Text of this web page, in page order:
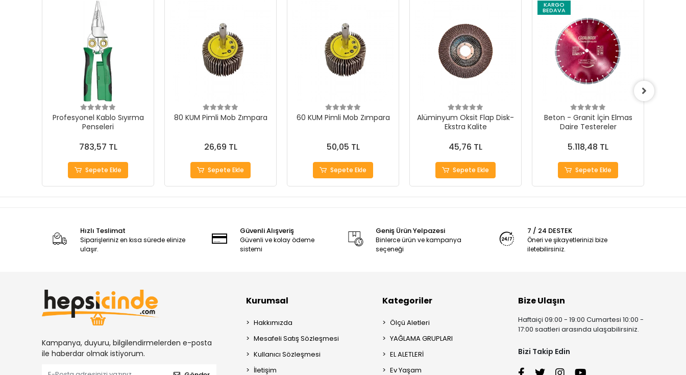
Profesyonel Kablo Sıyırma
Penseleri
783,57 TL
Sepete Ekle
80 KUM Pimli Mob Zımpara
26,69 TL
Sepete Ekle
60 KUM Pimli Mob Zımpara
50,05 TL
Sepete Ekle
Alüminyum Oksit Flap Disk-
Ekstra Kalite
45,76 TL
Sepete Ekle
KARGO
BEDAVA
Beton - Granit İçin Elmas
Daire Testereler
5.118,48 TL
Sepete Ekle
Hızlı Teslimat
Siparişleriniz en kısa sürede elinize
ulaşır.
Güvenli Alışveriş
Güvenli ve kolay ödeme
sistemi
Geniş Ürün Yelpazesi
Binlerce ürün ve kampanya
seçeneği
7 / 24 DESTEK
Öneri ve şikayetlerinizi bize
iletebilirsiniz.
Kampanya, duyuru, bilgilendirmelerden e-posta
ile haberdar olmak istiyorum.
Kurumsal
Hakkımızda
Mesafeli Satış Sözleşmesi
Kullanıcı Sözleşmesi
İletişim
Kategoriler
Ölçü Aletleri
YAĞLAMA GRUPLARI
EL ALETLERİ
Ev Yaşam
Bize Ulaşın
Haftaiçi 09:00 - 19:00 Cumartesi 10:00 -
17:00 saatleri arasında ulaşabilirsiniz.
Bizi Takip Edin